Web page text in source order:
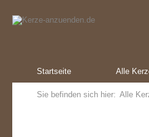
Startseite Alle
Sie befinden sich hier: Alle